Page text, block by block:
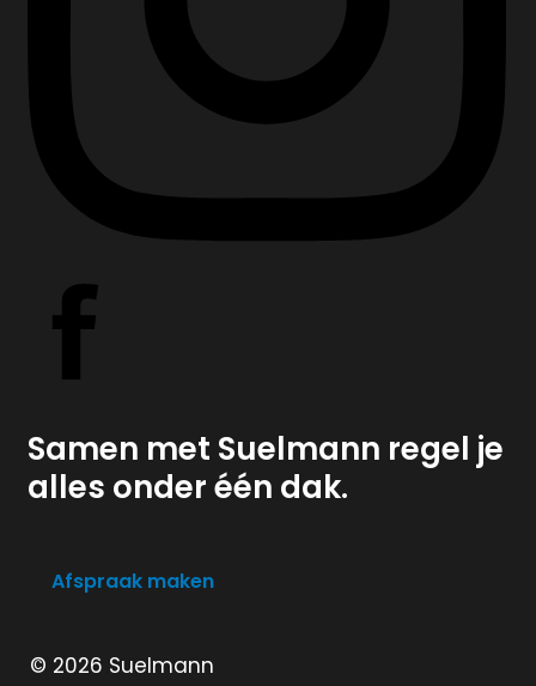
Samen met Suelmann regel je
alles onder één dak.
Afspraak maken
© 2026 Suelmann